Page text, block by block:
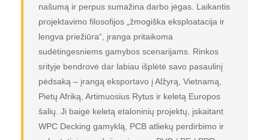
našumą ir perpus sumažina darbo jėgas. Laikantis
projektavimo filosofijos „žmogiška eksploatacija ir
lengva priežiūra“, įranga pritaikoma
sudėtingesniems gamybos scenarijams. Rinkos
srityje bendrovė dar labiau išplėtė savo pasaulinį
pėdsaką – įrangą eksportavo į Alžyrą, Vietnamą,
Pietų Afriką, Artimuosius Rytus ir keletą Europos
šalių. Ji baigė keletą etaloninių projektų, įskaitant
WPC Decking gamyklą, PCB atliekų perdirbimo ir